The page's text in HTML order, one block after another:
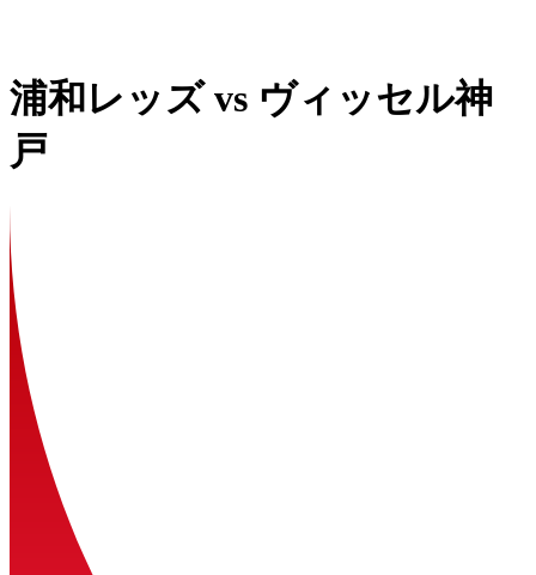
浦和レッズvs ヴィッセル神
戸